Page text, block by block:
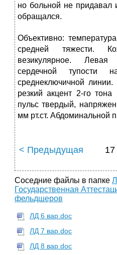
но больной не придавал
обращался.
Объективно:
средней тяжести.
везикулярное. Левая
сердечной
среднеключичной
резкий акцент 2-го
пульс твердый,
мм рт.ст. Абдоминальной
< Предыдущая 17
Соседние файлы в папке
Государственная
фельдшеров
ЛД 6 вар.doc
ЛД 7 вар.doc
ЛД 8 вар.doc